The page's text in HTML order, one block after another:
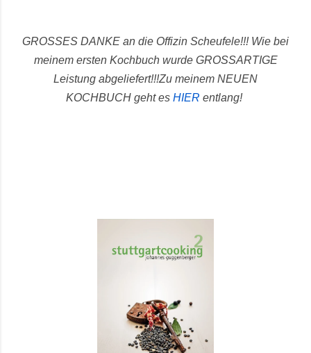
GROSSES DANKE an die Offizin Scheufele!!! Wie bei
meinem ersten Kochbuch wurde GROSSARTIGE
Leistung abgeliefert!!!Zu meinem NEUEN
KOCHBUCH geht es HIER entlang!